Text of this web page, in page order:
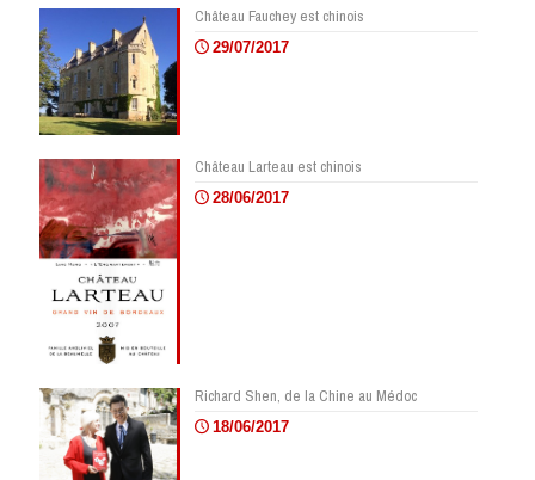
Château Fauchey est chinois
29/07/2017
Château Larteau est chinois
28/06/2017
Richard Shen, de la Chine au Médoc
18/06/2017